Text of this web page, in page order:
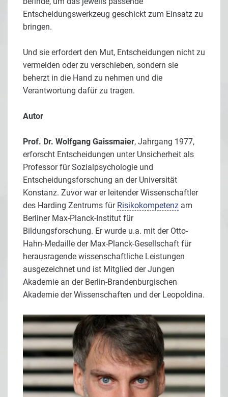
Entscheidungswerkzeug geschickt zum Einsatz zu
bringen.
Und sie erfordert den Mut, Entscheidungen nicht zu
vermeiden oder zu verschieben, sondern sie
beherzt in die Hand zu nehmen und die
Verantwortung dafür zu tragen.
Autor
Prof. Dr. Wolfgang Gaissmaier, Jahrgang 1977,
erforscht Entscheidungen unter Unsicherheit als
Professor für Sozialpsychologie und
Entscheidungsforschung an der Universität
Konstanz. Zuvor war er leitender Wissenschaftler
des Harding Zentrums für Risikokompetenz am
Berliner Max-Planck-Institut für
Bildungsforschung. Er wurde u.a. mit der Otto-
Hahn-Medaille der Max-Planck-Gesellschaft für
herausragende wissenschaftliche Leistungen
ausgezeichnet und ist Mitglied der Jungen
Akademie an der Berlin-Brandenburgischen
Akademie der Wissenschaften und der Leopoldina.